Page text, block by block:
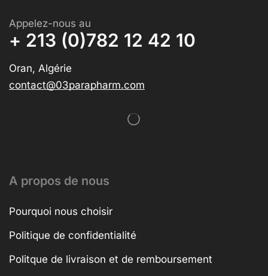
Appelez-nous au
+ 213 (0)782 12 42 10
Oran, Algérie
contact@03parapharm.com
A propos de nous
Pourquoi nous choisir
Politique de confidentialité
Politque de livraison et de remboursement